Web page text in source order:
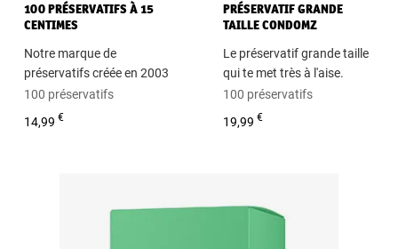
100 PRÉSERVATIFS À 15
CENTIMES
Notre marque de
préservatifs créée en 2003
100 préservatifs
14,99€
PRÉSERVATIF GRANDE
TAILLE CONDOMZ
Le préservatif grande taille
qui te met très à l'aise.
100 préservatifs
19,99€